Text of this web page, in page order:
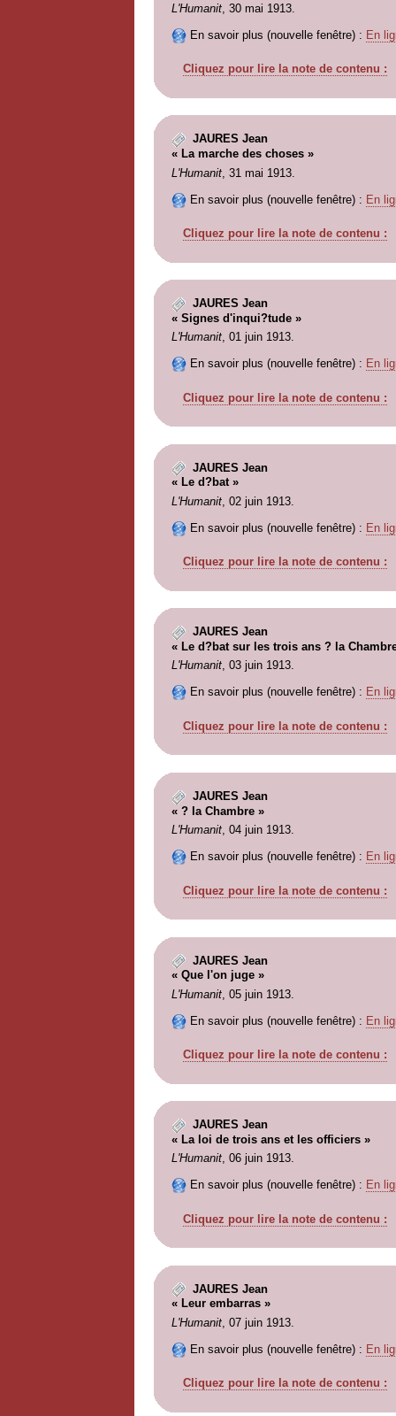
L'Humanit, 30 mai 1913.
En savoir plus (nouvelle fenêtre) : En
Cliquez pour lire la note de contenu :
JAURES Jean
« La marche des choses »
L'Humanit, 31 mai 1913.
En savoir plus (nouvelle fenêtre) : En
Cliquez pour lire la note de contenu :
JAURES Jean
« Signes d'inqui?tude »
L'Humanit, 01 juin 1913.
En savoir plus (nouvelle fenêtre) : En
Cliquez pour lire la note de contenu :
JAURES Jean
« Le d?bat »
L'Humanit, 02 juin 1913.
En savoir plus (nouvelle fenêtre) : En
Cliquez pour lire la note de contenu :
JAURES Jean
« Le d?bat sur les trois ans ? la
L'Humanit, 03 juin 1913.
En savoir plus (nouvelle fenêtre) : En
Cliquez pour lire la note de contenu :
JAURES Jean
« ? la Chambre »
L'Humanit, 04 juin 1913.
En savoir plus (nouvelle fenêtre) : En
Cliquez pour lire la note de contenu :
JAURES Jean
« Que l'on juge »
L'Humanit, 05 juin 1913.
En savoir plus (nouvelle fenêtre) : En
Cliquez pour lire la note de contenu :
JAURES Jean
« La loi de trois ans et les officiers »
L'Humanit, 06 juin 1913.
En savoir plus (nouvelle fenêtre) : En
Cliquez pour lire la note de contenu :
JAURES Jean
« Leur embarras »
L'Humanit, 07 juin 1913.
En savoir plus (nouvelle fenêtre) : En
Cliquez pour lire la note de contenu :